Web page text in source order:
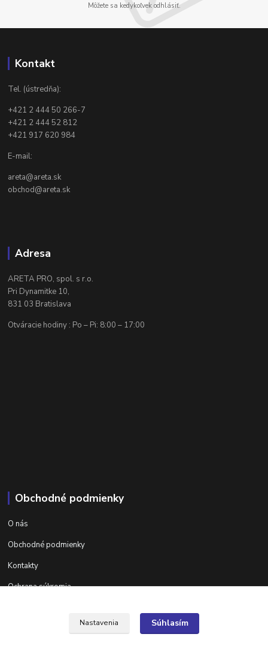
Môžete sa kedykoľvek odhlásiť.
Kontakt
Tel. (ústredňa):
+421 2 444 50 266-7
+421 2 444 52 812
+421 917 620 984
E-mail:
areta@areta.sk
obchod@areta.sk
Adresa
ARETA PRO, spol. s r.o.
Pri Dynamitke 10,
831 03 Bratislava
Otváracie hodiny : Po – Pi: 8:00 – 17:00
Obchodné podmienky
O nás
Obchodné podmienky
Kontakty
Ochrana súkromia
Nastavenia Súhlasím